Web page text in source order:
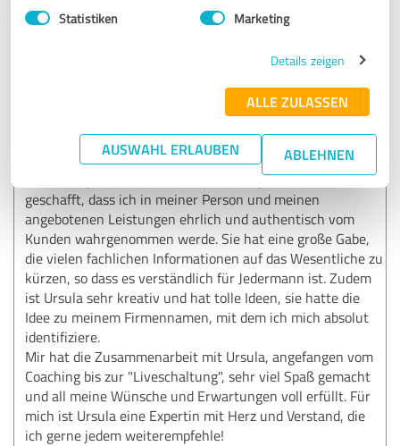
Statistiken Marketing
Details zeigen
ALLE ZULASSEN
AUSWAHL ERLAUBEN ABLEHNEN
Empfehlung
Meine Positionierung und die Erstellung meiner Homepage
waren für mich eine riesige Baustelle. Ursula hat es mit
ihrem Gespür für Menschen und ihrer professionellen Art
geschafft, dass ich in meiner Person und meinen
angebotenen Leistungen ehrlich und authentisch vom
Kunden wahrgenommen werde. Sie hat eine große Gabe,
die vielen fachlichen Informationen auf das Wesentliche zu
kürzen, so dass es verständlich für Jedermann ist. Zudem
ist Ursula sehr kreativ und hat tolle Ideen, sie hatte die
Idee zu meinem Firmennamen, mit dem ich mich absolut
identifiziere.
Mir hat die Zusammenarbeit mit Ursula, angefangen vom
Coaching bis zur "Liveschaltung", sehr viel Spaß gemacht
und all meine Wünsche und Erwartungen voll erfüllt. Für
mich ist Ursula eine Expertin mit Herz und Verstand, die
ich gerne jedem weiterempfehle!